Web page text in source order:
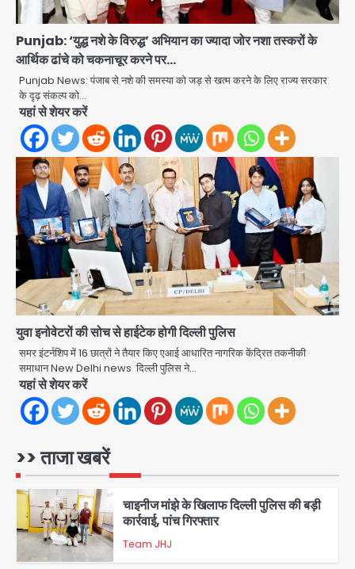
Punjab: ‘युद्ध नशे के विरुद्ध’ अभियान का ज्यादा जोर नशा तस्करों के
आर्थिक ढांचे को चकनाचूर करने पर…
Punjab News: पंजाब से नशे की समस्या को जड़ से खत्म करने के लिए राज्य सरकार
के दृढ़ संकल्प को…
यहां से शेयर करें
युवा इनोवेटरों की सोच से हाईटेक होगी दिल्ली पुलिस
समर इंटर्नशिप में 16 छात्रों ने तैयार किए एआई आधारित नागरिक केंद्रित तकनीकी
समाधान New Delhi news दिल्ली पुलिस ने…
यहां से शेयर करें
>> ताजा खबरें
4
Team JHJ
5
चोरी के मोबाइल से बैंक खाते खाली करने वाला
अंतरराज्यीय साइबर गिरोह पकड़ा, 9 गिरफ्तार
1
12 साल से फरार 50 हजार का इनामी
तमिलनाडु से गिरफ्तार
Team JHJ
2
शेयर बाजार में निवेश के नाम पर 4.75 लाख की
ठगी, आरोपी ओडिशा से गिरफ्तार
Team JHJ
3
34 मुकदमों में शामिल वाहन चोर गिरफ्तार, पांच
4
चाइनीज मांझे के खिलाफ दिल्ली पुलिस की बड़ी
कार्रवाई, पांच गिरफ्तार
Team JHJ